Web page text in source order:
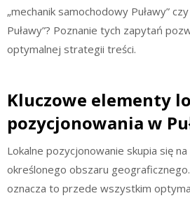
„mechanik samochodowy Puławy”
Puławy”? Poznanie tych zapytań
optymalnej strategii treści.
Kluczowe elementy
pozycjonowania w
Lokalne pozycjonowanie skupia się
określonego obszaru
oznacza to przede wszystkim